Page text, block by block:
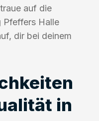
auf die
Pfeffers Halle
dir bei deinem
in